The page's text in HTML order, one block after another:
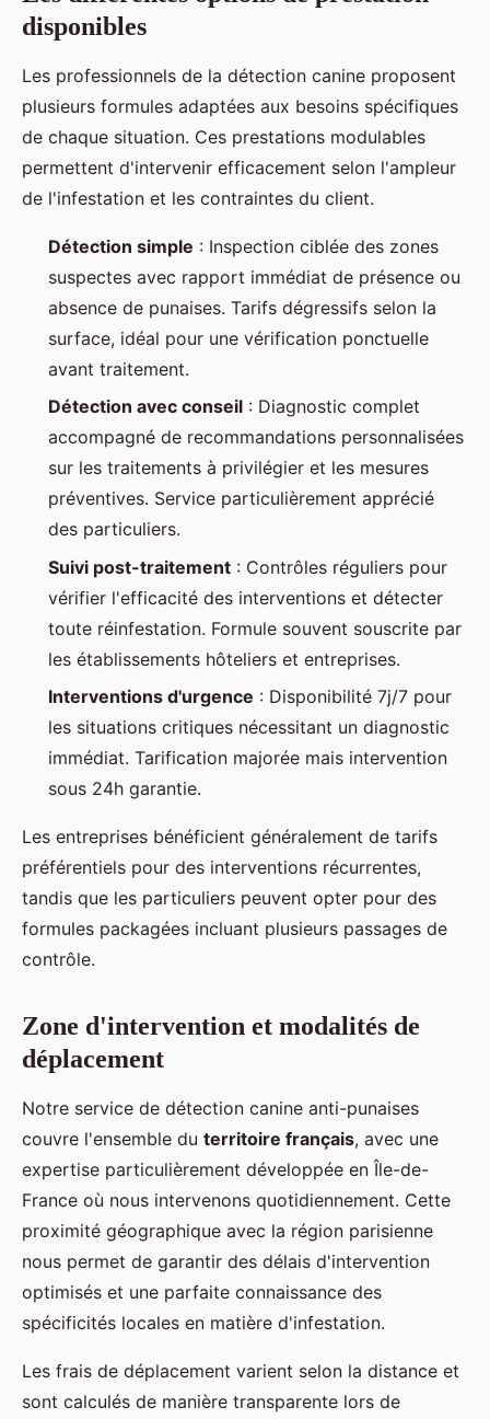
disponibles
Les professionnels de la détection canine proposent
plusieurs formules adaptées aux besoins spécifiques
de chaque situation. Ces prestations modulables
permettent d'intervenir efficacement selon l'ampleur
de l'infestation et les contraintes du client.
Détection simple : Inspection ciblée des zones
suspectes avec rapport immédiat de présence ou
absence de punaises. Tarifs dégressifs selon la
surface, idéal pour une vérification ponctuelle
avant traitement.
Détection avec conseil : Diagnostic complet
accompagné de recommandations personnalisées
sur les traitements à privilégier et les mesures
préventives. Service particulièrement apprécié
des particuliers.
Suivi post-traitement : Contrôles réguliers pour
vérifier l'efficacité des interventions et détecter
toute réinfestation. Formule souvent souscrite par
les établissements hôteliers et entreprises.
Interventions d'urgence : Disponibilité 7j/7 pour
les situations critiques nécessitant un diagnostic
immédiat. Tarification majorée mais intervention
sous 24h garantie.
Les entreprises bénéficient généralement de tarifs
préférentiels pour des interventions récurrentes,
tandis que les particuliers peuvent opter pour des
formules packagées incluant plusieurs passages de
contrôle.
Zone d'intervention et modalités de
déplacement
Notre service de détection canine anti-punaises
couvre l'ensemble du territoire français, avec une
expertise particulièrement développée en Île-de-
France où nous intervenons quotidiennement. Cette
proximité géographique avec la région parisienne
nous permet de garantir des délais d'intervention
optimisés et une parfaite connaissance des
spécificités locales en matière d'infestation.
Les frais de déplacement varient selon la distance et
sont calculés de manière transparente lors de